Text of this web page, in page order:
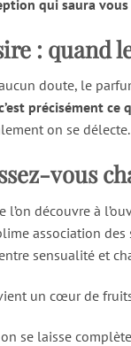
qui saura
: quand
doute, le
précisément ce
on se délecte.
vous
l’on découvre à
association des
sensualité et
un cœur de
se laisse